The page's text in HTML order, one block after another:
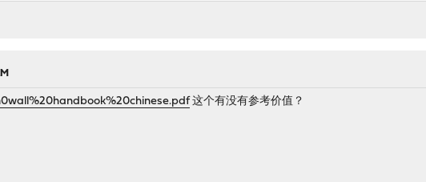
这个有没有参考价值？